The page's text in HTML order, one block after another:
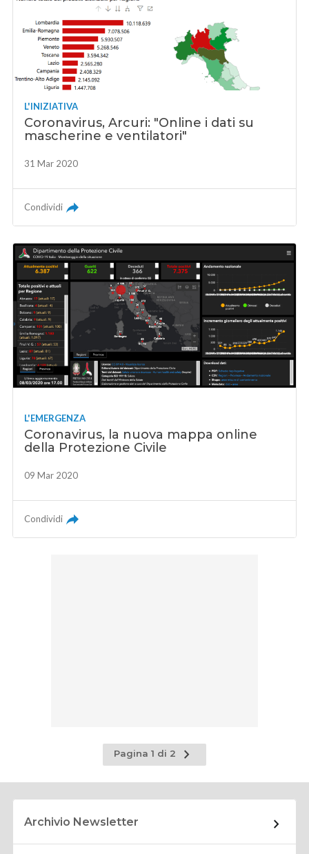
L'INIZIATIVA
Coronavirus, Arcuri: "Online i dati su
mascherine e ventilatori"
31 Mar 2020
Condividi
L'EMERGENZA
Coronavirus, la nuova mappa online
della Protezione Civile
09 Mar 2020
Condividi
Pagina 1 di 2
Pagina
successiva
Archivio Newsletter